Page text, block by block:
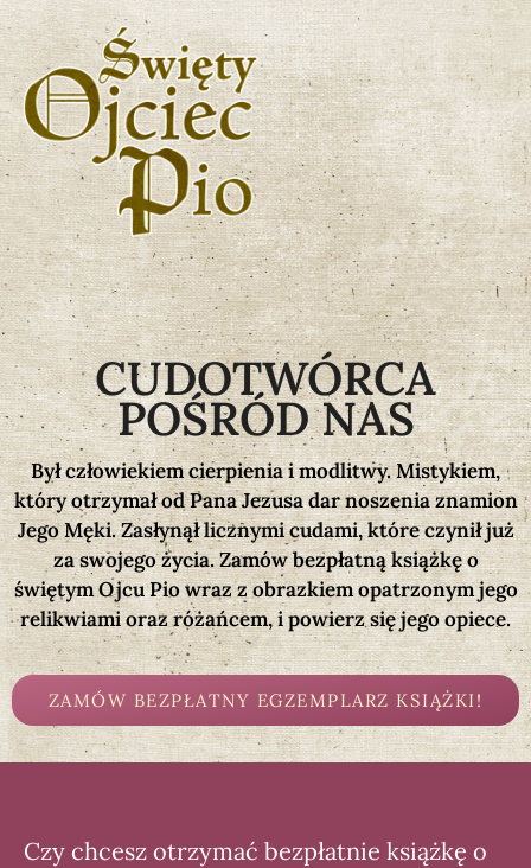
CUDOTWÓRCA
POŚRÓD NAS
Był człowiekiem cierpienia i modlitwy. Mistykiem,
który otrzymał od Pana Jezusa dar noszenia znamion
Jego Męki. Zasłynął licznymi cudami, które czynił już
za swojego życia. Zamów bezpłatną książkę o
świętym Ojcu Pio wraz z obrazkiem opatrzonym jego
relikwiami oraz różańcem, i powierz się jego opiece.
ZAMÓW BEZPŁATNY EGZEMPLARZ KSIĄŻKI!
Czy chcesz otrzymać bezpłatnie książkę o